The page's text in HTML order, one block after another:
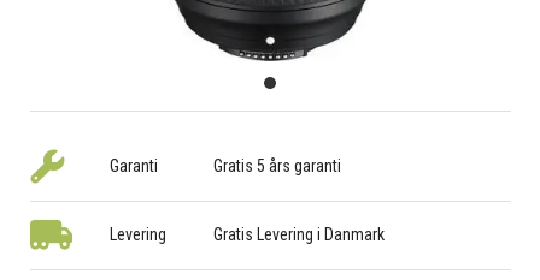
Garanti Gratis 5 års garanti
Levering Gratis Levering i Danmark